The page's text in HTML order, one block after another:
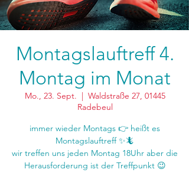
Montagslauftreff 4.
Montag im Monat
Mo., 23. Sept.
  |
Waldstraße 27, 01445
Radebeul
immer wieder Montags 👉 heißt es
Montagslauftreff ✨🦎
wir treffen uns jeden Montag 18Uhr aber die